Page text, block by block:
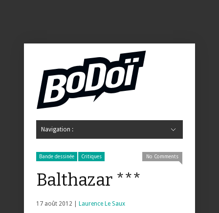
Navigation :
Bande dessinée Critiques No Comments
Balthazar ***
17 août 2012 | Laurence Le Saux